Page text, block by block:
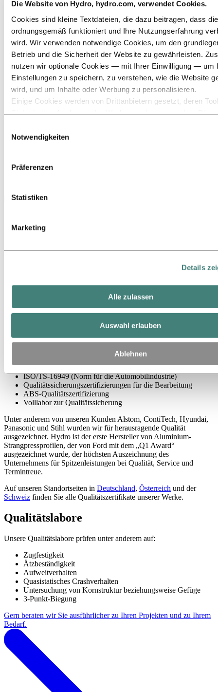
Die Website von Hydro, hydro.com, verwendet Cookies.
Cookies sind kleine Textdateien, die dazu beitragen, dass
ordnungsgemäß funktioniert und Ihre Nutzungserfahrung
wird. Wir verwenden notwendige Cookies, um den
Betrieb und die Sicherheit der Website zu gewährleisten.
nutzen wir optionale Cookies — mit Ihrer Einwilligung — um
Einstellungen zu speichern, zu verstehen, wie die Website
wird, und um Inhalte oder Werbung zu personalisieren.
Einige Cookies werden von Drittanbietern gesetzt, deren
unserer Website sammeln, mit anderen Daten kombinieren,
verantwortlich ist, ist der Verantwortliche für die
untenstehenden Cookieliste können Sie einsehen, um
Notwendigkeiten
Präferenzen
Statistiken
Marketing
Details
Alle zulassen
Auswahl erlauben
Ablehnen
Simulation des Werkstoffverhaltens
Hydro führt FEM-Berechnungen für Crashsimulationen durch und
einfachere Modelle.
Normen zur Qualitätszertifizierung
All unsere Fertigungsstandorte erfüllen die Zertifizierungsstandards
zusätzlich spezifische Normen, die für bestimmte Kundengruppen
wichtig sind. Dazu gehören unter anderem:
ISO 9001 und 14001
ISO/TS-16949 (Norm für die Automobilindustrie)
Qualitätssicherungszertifizierungen für die Bearbeitung
ABS-Qualitätszertifizierung
Volllabor zur Qualitätssicherung
Unter anderem von unseren Kunden Alstom, ContiTech, Hyundai,
Panasonic und Stihl wurden wir für herausragende Qualität
ausgezeichnet. Hydro ist der erste Hersteller von Aluminium-
Strangpressprofilen, der von Ford mit dem „Q1 Award“
ausgezeichnet wurde, der höchsten Auszeichnung des
Unternehmens für Spitzenleistungen bei Qualität, Service und
Termintreue.
Auf unseren Standortseiten in Deutschland, Österreich und der
Schweiz finden Sie alle Qualitätszertifikate unserer Werke.
Qualitätslabore
Unsere Qualitätslabore prüfen unter anderem auf:
Zugfestigkeit
Ätzbeständigkeit
Aufweitverhalten
Quasistatisches Crashverhalten
Untersuchung von Kornstruktur beziehungsweise Gefüge
3-Punkt-Biegung
Gern beraten wir Sie ausführlicher zu Ihren Projekten und zu Ihrem
Bedarf.